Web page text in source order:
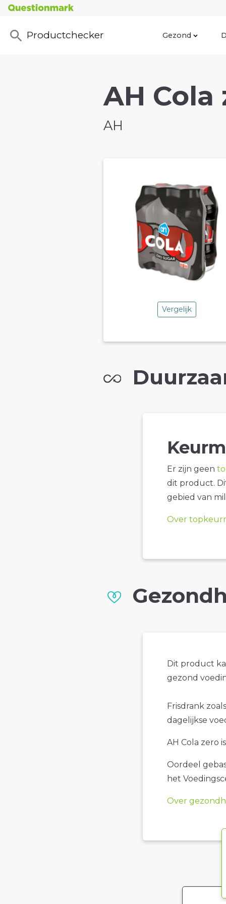
Productchecker Gezond
AH Cola
AH
Vergelijk
Er zijn geen
dit product.
gebied van
Over
Dit product
gezond
Frisdrank
dagelijkse
AH Cola zero
Oordeel
het
Over